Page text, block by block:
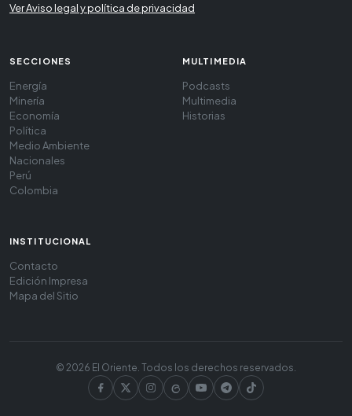
Ver Aviso legal y política de privacidad
SECCIONES
Energía
Minería
Economía
Política
Medio Ambiente
Nacionales
Perú
Colombia
MULTIMEDIA
Podcasts
Multimedia
Historias
INSTITUCIONAL
Contacto
Edición Impresa
Mapa del Sitio
© 2026 El Oriente. Todos los derechos reservados.